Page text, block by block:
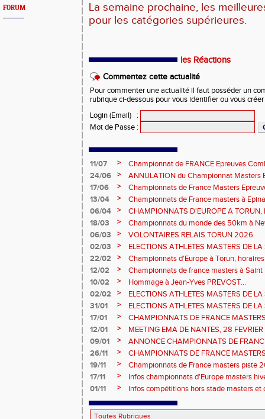
FORUM
La semaine prochaine, les
pour les catégories supérieures.
les Réactions
Commentez cette actualité
Pour commenter une actualité il faut posséder un
rubrique ci-dessous pour vous identifier ou vous
Login (Email)
:
Mot de Passe :
11/07 >
Championnat de FRANCE Epreuves
et Marche CHATEAUROUX
24/06 >
ANNULATION du Championnat Masters
Châteauroux les 27-28 juin
17/06 >
Championnats de France Masters
fond long
13/04 >
Championnats de France masters à
prévisionnels, montée de barres et
06/04 >
CHAMPIONNATS D'EUROPE A
18/03
>
Championnats du monde des 50km à
Sébastien DOUMENC.
06/03 >
VOLONTAIRES RELAIS TORUN 2026
02/03
>
ELECTIONS ATHLETES MASTERS DE
2ème vote : athlètes hommes.
22/02 >
Championnats d'Europe à Torun,
informations...
12/02 >
Championnats de france masters à Saint
février 2026.
10/02 >
Hommage à Jean-Yves PREVOST...
02/02
>
ELECTIONS ATHLETES MASTERS DE
vote : athlètes femmes.
31/01 >
ELECTIONS ATHLETES MASTERS DE
17/01
>
CHAMPIONNATS DE FRANCE
informations sur les inscriptions et report
12/01 >
MEETING EMA DE NANTES, 28
09/01
>
ANNONCE CHAMPIONNATS DE
ÉPREUVES COMBINÉES ET ÉPREUVES
26/11 >
CHAMPIONNATS DE FRANCE
2026, site de l'organisation.
19/11 >
Championnats de France masters piste
17/11
>
Infos championnats d'Europe masters
01/11
> Infos compétitions hors stade masters et